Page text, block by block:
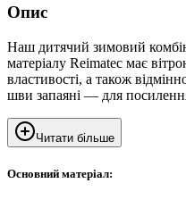
Опис
Наш дитячий зимовий
матеріалу Reimatec має
властивості, а також
шви запаяні — для
Читати більше
Основний матеріал: